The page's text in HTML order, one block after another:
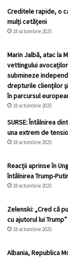
Creditele rapide, o
mulți cetățeni
18 octombrie 2025
Marin Jalbă, atac la
vettingului
submineze
drepturile clienților
în parcursul
18 octombrie 2025
SURSE: Întâlnirea
una extrem de
18 octombrie 2025
Reacții aprinse în
întâlnirea Trump-
18 octombrie 2025
Zelenski: „Cred că
cu ajutorul lui Trump”
18 octombrie 2025
Albania, Republica